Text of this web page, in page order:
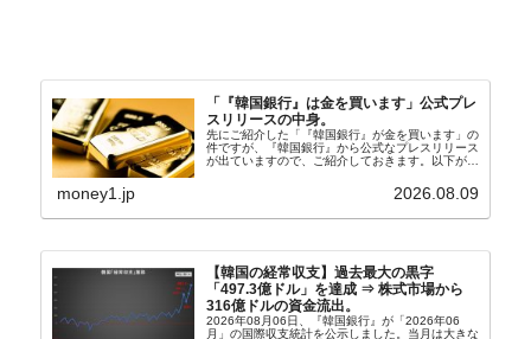
「『韓国銀行』は金を買います」公式プレ
スリリースの中身。
先にご紹介した「『韓国銀行』が金を買います」の
件ですが、『韓国銀行』から公式なプレスリリース
が出ていますので、ご紹介しておきます。以下が全
れ協力体制を構築□『韓国銀行』は、国内生産金の
money1.jp 2026.08.09
【韓国の経常収支】過去最大の黒字
「497.3億ドル」を達成 ⇒ 株式市場から
316億ドルの資金流出。
2026年08月06日、『韓国銀行』が「2026年06
月」の国際収支統計を公示しました。当月は大きな